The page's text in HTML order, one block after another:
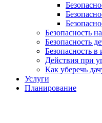
Безопасность
Безопасность
Безопасность в
Действия при
Как уберечь
Услуги
Планирование